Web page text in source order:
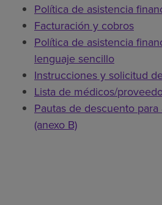
Política de asistencia
Facturación y cobros
Política de asistencia
lenguaje sencillo
Instrucciones y solicitud
Lista de médicos/
Pautas de descuento
(anexo B)